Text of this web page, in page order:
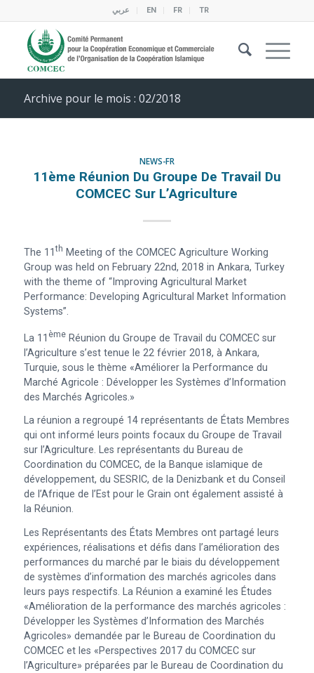
عربي EN FR TR
Archive pour le mois : 02/2018
NEWS-FR
11ème Réunion Du Groupe De Travail Du
COMCEC Sur L’Agriculture
The 11Th Meeting of the COMCEC Agriculture Working
Group was held on February 22nd, 2018 in Ankara, Turkey
with the theme of “Improving Agricultural Market
Performance: Developing Agricultural Market Information
Systems”.
La 11 ÈmeRéunion du Groupe de Travail du COMCEC sur
l’Agriculture s’est tenue le 22 février 2018, à Ankara,
Turquie, sous le thème «Améliorer la Performance du
Marché Agricole : Développer les Systèmes d’Information
des Marchés Agricoles.»
La réunion a regroupé 14 représentants de États Membres
qui ont informé leurs points focaux du Groupe de Travail
sur l’Agriculture. Les représentants du Bureau de
Coordination du COMCEC, de la Banque islamique de
développement, du SESRIC, de la Denizbank et du Conseil
de l’Afrique de l’Est pour le Grain ont également assisté à
la Réunion.
Les Représentants des États Membres ont partagé leurs
expériences, réalisations et défis dans l’amélioration des
performances du marché par le biais du développement
de systèmes d’information des marchés agricoles dans
leurs pays respectifs. La Réunion a examiné les Études
«Amélioration de la performance des marchés agricoles :
Développer les Systèmes d’Information des Marchés
Agricoles» demandée par le Bureau de Coordination du
COMCEC et les «Perspectives 2017 du COMCEC sur
l’Agriculture» préparées par le Bureau de Coordination du